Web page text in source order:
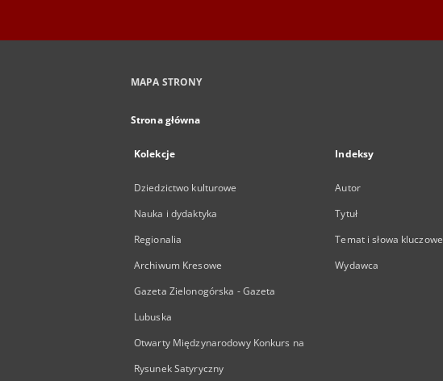
MAPA STRONY
Strona główna
Kolekcje
Dziedzictwo kulturowe
Nauka i dydaktyka
Regionalia
Archiwum Kresowe
Gazeta Zielonogórska - Gazeta
Lubuska
Otwarty Międzynarodowy Konkurs na
Rysunek Satyryczny
Indeksy
Autor
Tytuł
Temat i słowa kluczowe
Wydawca